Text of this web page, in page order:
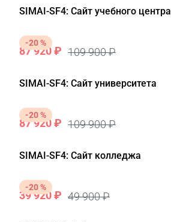
SIMAI-SF4: Сайт учебного центра
-20 %
87 920 ₽ 109 900 ₽
SIMAI-SF4: Сайт университета
-20 %
87 920 ₽ 109 900 ₽
SIMAI-SF4: Сайт колледжа
-20 %
39 920 ₽ 49 900 ₽